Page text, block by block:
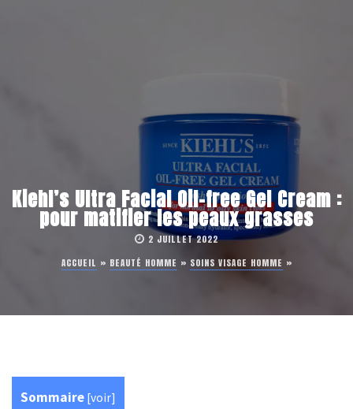
Kiehl’s Ultra Facial Oil-free Gel Cream :
pour matifier les peaux grasses
2 JUILLET 2022
ACCUEIL » BEAUTÉ HOMME » SOINS VISAGE HOMME »
Sommaire [voir]